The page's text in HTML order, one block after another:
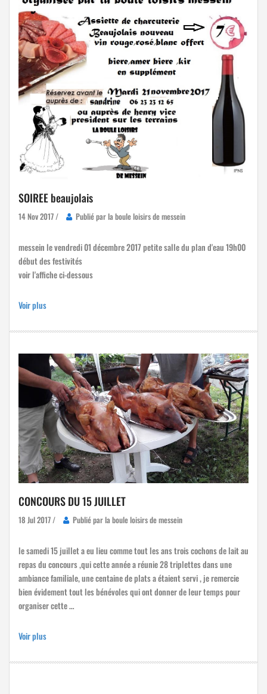
SOIREE beaujolais
14 Nov 2017 / Publié par la boule loisirs de messein
messein le vendredi 01 décembre 2017 petite salle du plan d'eau 19h00
début des festivités
voir l'affiche ci-dessous
Voir plus
CONCOURS DU 15 JUILLET
18 Jul 2017 / Publié par la boule loisirs de messein
le samedi 15 juillet a eu lieu comme tout les ans trois cochons de lait au
repas du concours ,qui cette année a réunie 28 triplettes dans une
ambiance familiale, une centaine de plats a étaient servi , je remercie
bien évidement tout les bénévoles qui ont donner de leur temps pour
organiser cette …
Voir plus